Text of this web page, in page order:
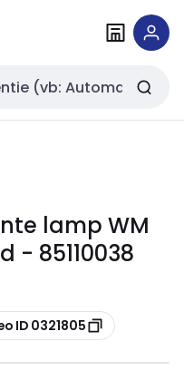
lamp WM
- 85110038
ID 0321805